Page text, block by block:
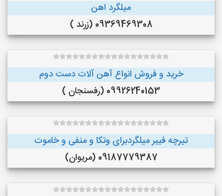
میلگرد اهن
09369469308 (زرند )
خرید و فروش انواع آهن آلات دست دوم
09926240153 (رفسنجان )
تیرچه فیبر میلگردبرای وتکا و منفی و خاموت
09187779387 (مریوان)